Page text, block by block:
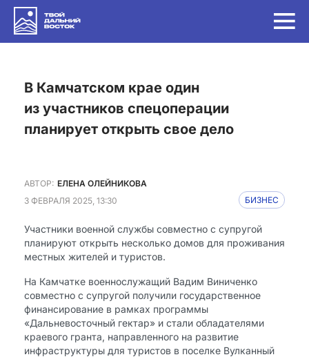
в Камчатском крае один
из участников спецоперации
планирует открыть свое дело
АВТОР: ЕЛЕНА ОЛЕЙНИКОВА
3 ФЕВРАЛЯ 2025, 13:30
БИЗНЕС
Участники военной службы совместно с супругой
планируют открыть несколько домов для проживания
местных жителей и туристов.
На Камчатке военнослужащий Вадим Виниченко
совместно с супругой получили государственное
финансирование в рамках программы
«Дальневосточный гектар» и стали обладателями
краевого гранта, направленного на развитие
инфраструктуры для туристов в поселке Вулканный